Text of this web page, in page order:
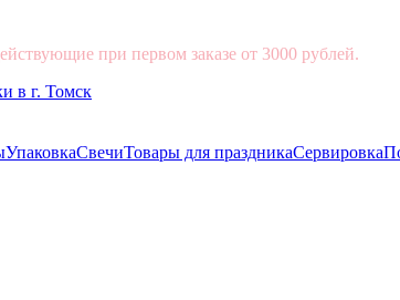
при первом заказе от 3000 рублей.
УпаковкаСвечиТовары для праздникаСервировка